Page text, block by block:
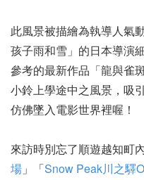
此風景被描繪為執導人氣
孩子雨和雪」的日本導演
參考的最新作品「龍與雀
小鈴上學途中之風景，吸
仿佛墜入電影世界裡喔！
來訪時別忘了順遊越知町
場 」「Snow Peak川之驛